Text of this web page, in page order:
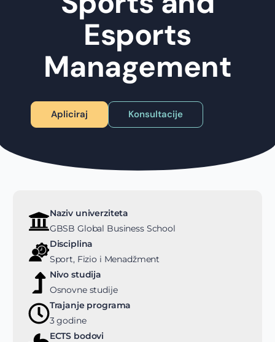
Esports
Management
Apliciraj Konsultacije
Naziv univerziteta
GBSB Global Business School
Disciplina
Sport, Fizio i Menadžment
Nivo studija
Osnovne studije
Trajanje programa
3 godine
ECTS bodovi